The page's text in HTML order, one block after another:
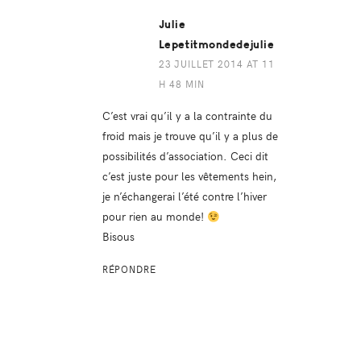
Julie
Lepetitmondedejulie
23 JUILLET 2014 AT 11
H 48 MIN
C’est vrai qu’il y a la contrainte du
froid mais je trouve qu’il y a plus de
possibilités d’association. Ceci dit
c’est juste pour les vêtements hein,
je n’échangerai l’été contre l’hiver
pour rien au monde!
Bisous
RÉPONDRE